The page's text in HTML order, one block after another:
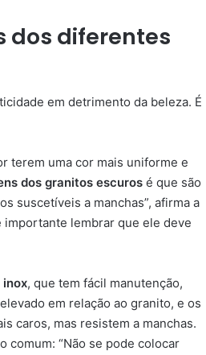
dos diferentes
em detrimento da beleza. É
terem uma cor mais uniforme e
dos granitos escuros é que são
suscetíveis a manchas”, afirma a
lembrar que ele deve
inox, que tem fácil manutenção,
em relação ao granito, e os
caros, mas resistem a manchas.
comum: “Não se pode colocar